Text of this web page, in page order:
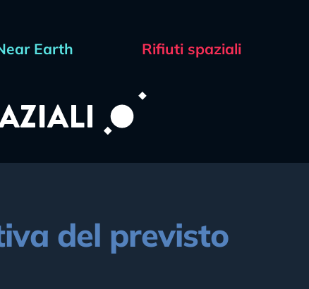
Earth Rifiuti spaziali
del previsto